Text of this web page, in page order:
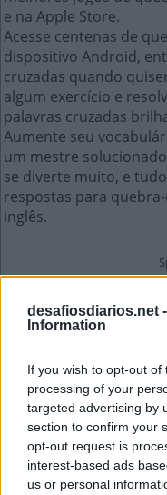
desafiosdiarios.net -
Information
If you wish to opt-out
processing of your
targeted advertising by
section to confirm your
opt-out request is
interest-based ads
us or personal
e na Apple Store.
Acesse centenas de
dispositivo Android,
cruzadas quando
algum exercício e
palavras cruzadas
Aumente seu
um mestre
se diverte muito, e
respostas para
inglês.